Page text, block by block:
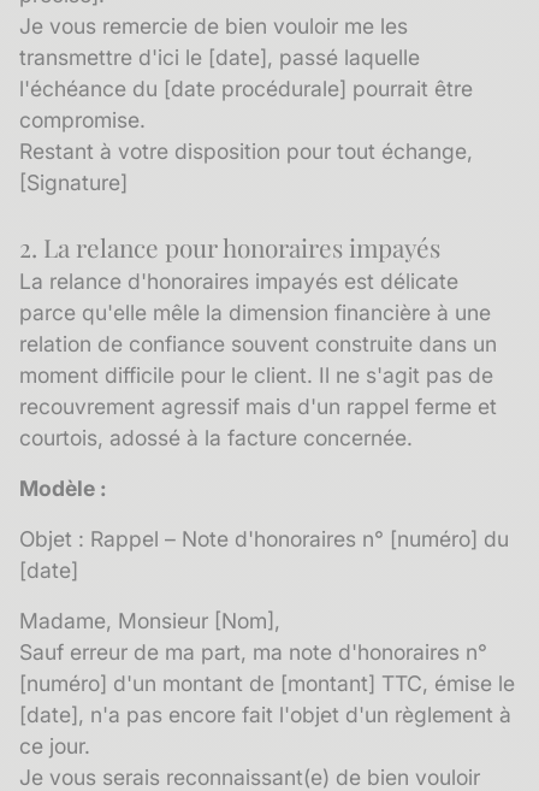
Je vous remercie de bien vouloir me les
transmettre d'ici le [date], passé laquelle
l'échéance du [date procédurale] pourrait être
compromise.
Restant à votre disposition pour tout échange,
[Signature]
2. La relance pour honoraires impayés
La relance d'honoraires impayés est délicate
parce qu'elle mêle la dimension financière à une
relation de confiance souvent construite dans un
moment difficile pour le client. Il ne s'agit pas de
recouvrement agressif mais d'un rappel ferme et
courtois, adossé à la facture concernée.
Modèle :
Objet : Rappel – Note d'honoraires n° [numéro] du
[date]
Madame, Monsieur [Nom],
Sauf erreur de ma part, ma note d'honoraires n°
[numéro] d'un montant de [montant] TTC, émise le
[date], n'a pas encore fait l'objet d'un règlement à
ce jour.
Je vous serais reconnaissant(e) de bien vouloir